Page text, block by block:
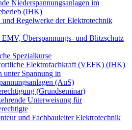
Niederspannungsanlagen im
(IHK)
und Regelwerke der Elektrotechnik
EMV, Überspannungs- und Blitzschutz
Spezialkurse
Elektrofachkraft (VEFK) (IHK)
unter Spannung in
(AuS)
(Grundseminar)
Unterweisung für
und Fachbauleiter Elektrotechnik